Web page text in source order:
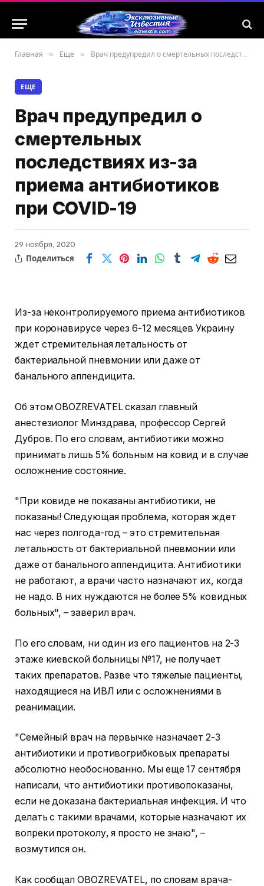
Главная » Еще » Врач предупредил о смертельных последствиях из-за приема антибиотиков при COVID-19
ЕЩЕ
Врач предупредил о
смертельных
последствиях из-за
приема антибиотиков
при COVID-19
29 ноября, 2020
Поделиться
Из-за неконтролируемого приема антибиотиков
при коронавирусе через 6-12 месяцев Украину
ждет стремительная летальность от
бактериальной пневмонии или даже от
банального аппендицита.
Об этом OBOZREVATEL сказал главный
анестезиолог Минздрава, профессор Сергей
Дубров. По его словам, антибиотики можно
принимать лишь 5% больным на ковид и в случае
осложнение состояние.
"При ковиде не показаны антибиотики, не
показаны! Следующая проблема, которая ждет
нас через полгода-год – это стремительная
летальность от бактериальной пневмонии или
даже от банального аппендицита. Антибиотики
не работают, а врачи часто назначают их, когда
не надо. В них нуждаются не более 5% ковидных
больных", – заверил врач.
По его словам, ни один из его пациентов на 2-3
этаже киевской больницы №17, не получает
таких препаратов. Разве что тяжелые пациенты,
находящиеся на ИВЛ или с осложнениями в
реанимации.
"Семейный врач на первычке назначает 2-3
антибиотики и противогрибковых препараты
абсолютно необоснованно. Мы еще 17 сентября
написали, что антибиотики противопоказаны,
если не доказана бактериальная инфекция. И что
делать с такими врачами, которые назначают их
вопреки протоколу, я просто не знаю", –
возмутился он.
Как сообщал OBOZREVATEL, по словам врача-